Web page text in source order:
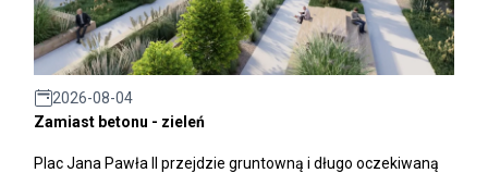
2026-08-04
Zamiast betonu - zieleń
Plac Jana Pawła II przejdzie gruntowną i długo oczekiwaną